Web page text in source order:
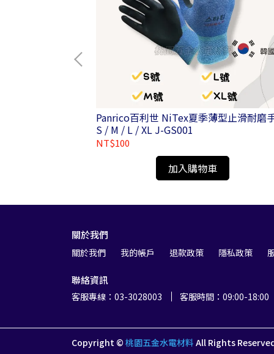
Panrico百利世 NiTex夏季薄型止滑耐磨
S / M / L / XL J-GS001
NT$100
加入購物車
關於我們
關於我們 我的帳戶 退款政策 隱私政策
聯絡資訊
客服專線：03-3028003 客服時間：09:00-18:00
Copyright © 桃園五金水電材料 All Rights